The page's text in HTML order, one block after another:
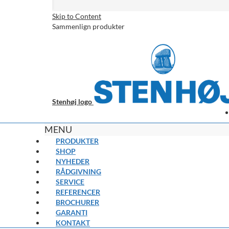
Skip to Content
Sammenlign produkter
Stenhøj logo
MENU
PRODUKTER
SHOP
NYHEDER
RÅDGIVNING
SERVICE
REFERENCER
BROCHURER
GARANTI
KONTAKT